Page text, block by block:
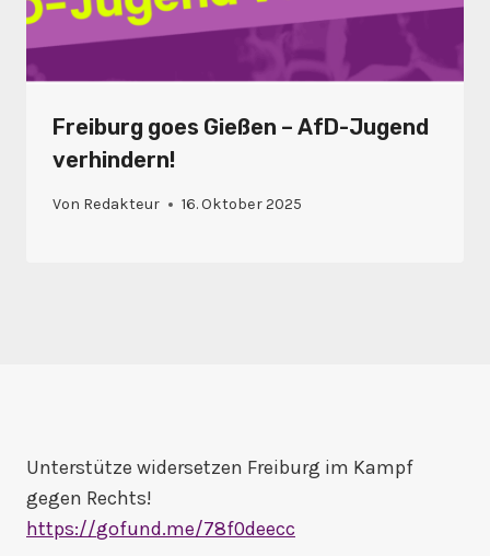
Freiburg goes Gießen – AfD-Jugend
verhindern!
Von Redakteur 16. Oktober 2025
Unterstütze widersetzen Freiburg im Kampf
gegen Rechts!
https://gofund.me/78f0deecc